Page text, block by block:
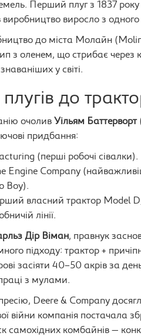
Перший плуг з 1837
виросло з одного
до міста Молайн
з оленем, що стрибає через
у світі.
до
очолив Уільям Баттерворт
придбання:
(перші робочі сівалки).
Engine Company
Boy).
власний трактор Model D,
лінії.
Дір Віман, правнук
підходу: трактор +
засіяти 40–50 акрів за
з мулами.
Deere & Company
війни компанія постачала
самохідних комбайнів —